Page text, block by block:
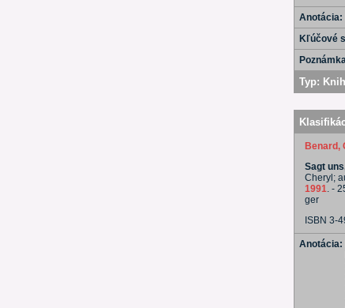
Anotácia:
Kľúčové
Typ:
Benard,
Sagt
Cheryl;
1991. -
ger
ISBN 3-
Anotácia: